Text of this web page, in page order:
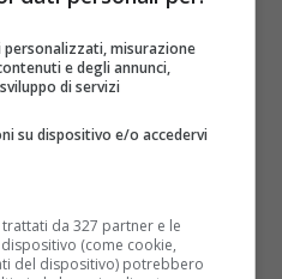
personalizzati, misurazione
e degli annunci,
di servizi
su dispositivo e/o accedervi
da 327 partner e le
(come cookie,
del dispositivo) potrebbero